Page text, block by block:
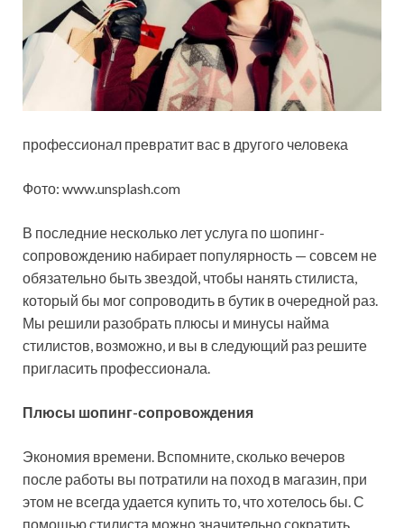
профессионал превратит вас в другого человека
Фото: www.unsplash.com
В последние несколько лет услуга по шопинг-
сопровождению набирает популярность — совсем не
обязательно быть звездой, чтобы нанять стилиста,
который бы мог сопроводить в бутик в очередной раз.
Мы решили разобрать плюсы и минусы найма
стилистов, возможно, и вы в следующий раз решите
пригласить профессионала.
Плюсы шопинг-сопровождения
Экономия времени. Вспомните, сколько вечеров
после работы вы потратили на поход в магазин, при
этом не всегда удается купить то, что хотелось бы. С
помощью стилиста можно значительно сократить